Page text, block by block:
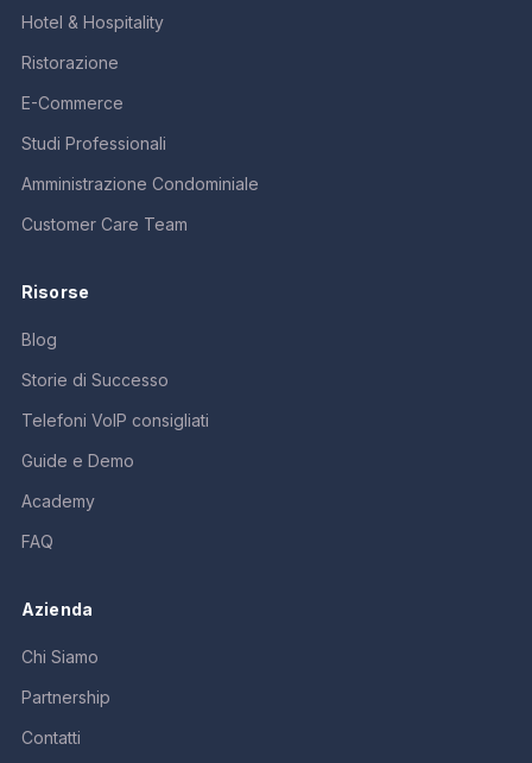
Hotel & Hospitality
Ristorazione
E-Commerce
Studi Professionali
Amministrazione Condominiale
Customer Care Team
Risorse
Blog
Storie di Successo
Telefoni VoIP consigliati
Guide e Demo
Academy
FAQ
Azienda
Chi Siamo
Partnership
Contatti